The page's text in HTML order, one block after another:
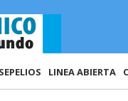
SEPELIOS LINEA ABIERTA